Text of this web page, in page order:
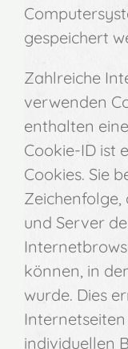
gespeichert
Zahlreiche
verwenden
enthalten
Cookie-ID ist
Cookies. Sie
Zeichenfolge,
und Server
können, in
wurde. Dies
individuellen